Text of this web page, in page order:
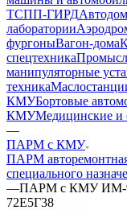
ТСПП-ГИРД
лаборатории
фургоныВагон-дома
спецтехника
манипуляторные
техника
КМУБортовые
КМУМедицинские и
—
ПАРМ с КМУ
ПАРМ авторемонтная
специального
—ПАРМ с КМУ ИМ-95
72Е5Г38